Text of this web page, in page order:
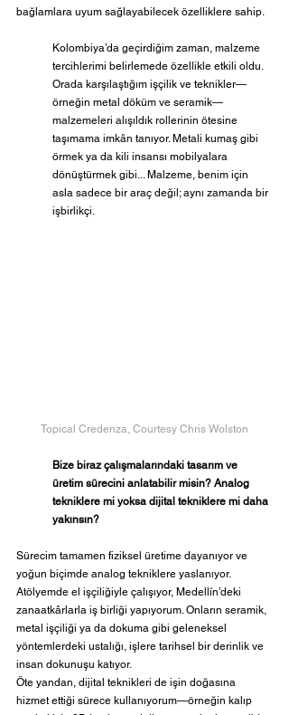
bağlamlara uyum sağlayabilecek özelliklere sahip.
Kolombiya’da geçirdiğim zaman, malzeme
tercihlerimi belirlemede özellikle etkili oldu.
Orada karşılaştığım işçilik ve teknikler—
örneğin metal döküm ve seramik—
malzemeleri alışıldık rollerinin ötesine
taşımama imkân tanıyor. Metali kumaş gibi
örmek ya da kili insansı mobilyalara
dönüştürmek gibi... Malzeme, benim için
asla sadece bir araç değil; aynı zamanda bir
işbirlikçi.
Topical Credenza, Courtesy Chris Wolston
Bize biraz çalışmalarındaki tasarım ve
üretim sürecini anlatabilir misin? Analog
tekniklere mi yoksa dijital tekniklere mi daha
yakınsın?
Sürecim tamamen fiziksel üretime dayanıyor ve
yoğun biçimde analog tekniklere yaslanıyor.
Atölyemde el işçiliğiyle çalışıyor, Medellín’deki
zanaatkârlarla iş birliği yapıyorum. Onların seramik,
metal işçiliği ya da dokuma gibi geleneksel
yöntemlerdeki ustalığı, işlere tarihsel bir derinlik ve
insan dokunuşu katıyor.
Öte yandan, dijital teknikleri de işin doğasına
hizmet ettiği sürece kullanıyorum—örneğin kalıp